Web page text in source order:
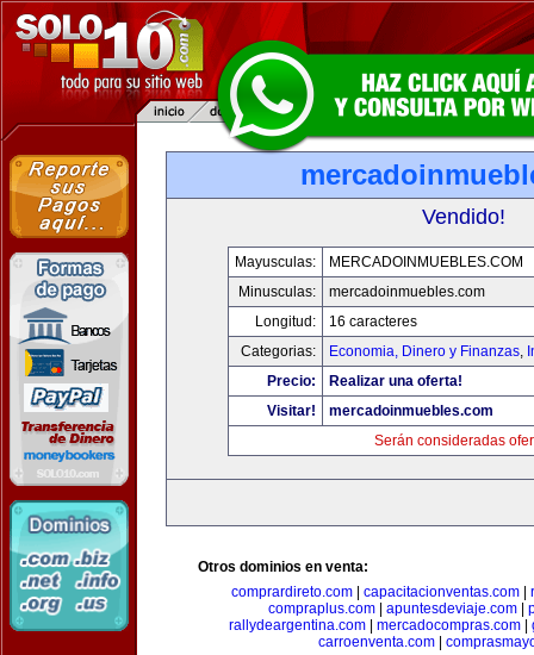
Vendido!
Mayusculas:
MERCADOINMUEBLES.COM
Minusculas:
mercadoinmuebles.com
Longitud:
16 caracteres
Categorias:
Economia, Dinero y Finanzas,
Precio:
Realizar una oferta!
Visitar!
mercadoinmuebles.com
Serán consideradas
Otros dominios en venta:
comprardireto.com| capacitacionventas.com|
compraplus.com| apuntesdeviaje.com|
rallydeargentina.com
mercadocompras.com
carroenventa.com|